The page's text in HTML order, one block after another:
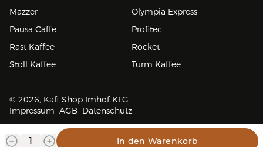
In den Warenkorb
Mazzer
Olympia Express
Pausa Caffe
Profitec
Rast Kaffee
Rocket
Stoll Kaffee
Turm Kaffee
© 2026, Kafi-Shop Imhof KLG
Impressum AGB Datenschutz